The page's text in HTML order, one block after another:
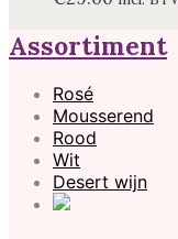
Assortiment
Rosé
Mousserend
Rood
Wit
Desert wijn